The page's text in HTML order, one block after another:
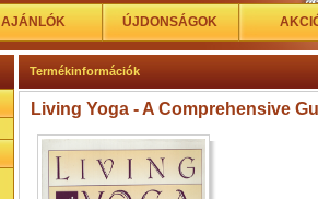
AJÁNLÓK ÚJDONSÁGOK
Termékinformációk
Living Yoga - A Comprehensive